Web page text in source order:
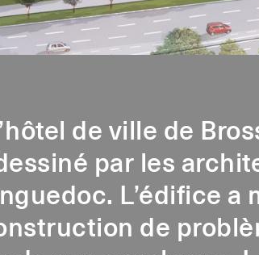
de ville de
par les
L’édifice a
de